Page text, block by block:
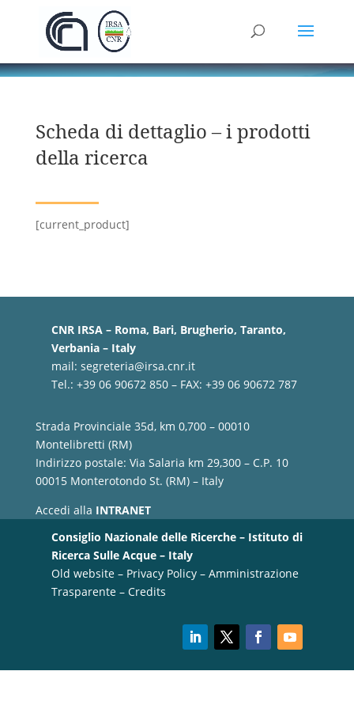
Scheda di dettaglio – i prodotti
della ricerca
[current_product]
CNR IRSA – Roma, Bari, Brugherio, Taranto,
Verbania – Italy
mail: segreteria@irsa.cnr.it
Tel.: +39 06 90672 850 – FAX: +39 06 90672 787
Strada Provinciale 35d, km 0,700 – 00010
Montelibretti (RM)
Indirizzo postale: Via Salaria km 29,300 – C.P. 10
00015 Monterotondo St. (RM) – Italy
Accedi alla INTRANET
Consiglio Nazionale delle Ricerche – Istituto di
Ricerca Sulle Acque – Italy
Old website– Privacy Policy– Amministrazione
Trasparente– Credits